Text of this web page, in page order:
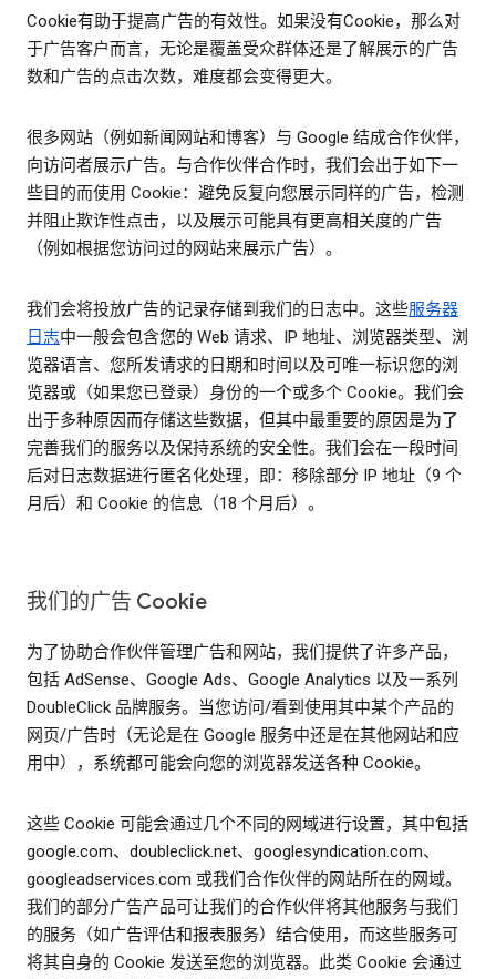
Cookie有助于提高广告的有效性。如果没有Cookie，那么对
于广告客户而言，无论是覆盖受众群体还是了解展示的广告
数和广告的点击次数，难度都会变得更大。
很多网站（例如新闻网站和博客）与 Google 结成合作伙伴，
向访问者展示广告。与合作伙伴合作时，我们会出于如下一
些目的而使用 Cookie：避免反复向您展示同样的广告，检测
并阻止欺诈性点击，以及展示可能具有更高相关度的广告
（例如根据您访问过的网站来展示广告）。
我们会将投放广告的记录存储到我们的日志中。这些服务器
日志中一般会包含您的 Web 请求、IP 地址、浏览器类型、浏
览器语言、您所发请求的日期和时间以及可唯一标识您的浏
览器或（如果您已登录）身份的一个或多个 Cookie。我们会
出于多种原因而存储这些数据，但其中最重要的原因是为了
完善我们的服务以及保持系统的安全性。我们会在一段时间
后对日志数据进行匿名化处理，即：移除部分 IP 地址（9 个
月后）和 Cookie 的信息（18 个月后）。
我们的广告 Cookie
为了协助合作伙伴管理广告和网站，我们提供了许多产品，
包括 AdSense、Google Ads、Google Analytics 以及一系列
DoubleClick 品牌服务。当您访问/看到使用其中某个产品的
网页/广告时（无论是在 Google 服务中还是在其他网站和应
用中），系统都可能会向您的浏览器发送各种 Cookie。
这些 Cookie 可能会通过几个不同的网域进行设置，其中包括
google.com、doubleclick.net、googlesyndication.com、
googleadservices.com 或我们合作伙伴的网站所在的网域。
我们的部分广告产品可让我们的合作伙伴将其他服务与我们
的服务（如广告评估和报表服务）结合使用，而这些服务可
将其自身的 Cookie 发送至您的浏览器。此类 Cookie 会通过